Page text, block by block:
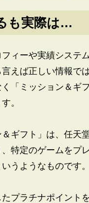
も実際は…
ィーや実績システ
えば正しい情報で
「ミッション＆ギ
。
ギフト」は、任天
特定のゲームをプ
うようなものです。
プラチナポイント